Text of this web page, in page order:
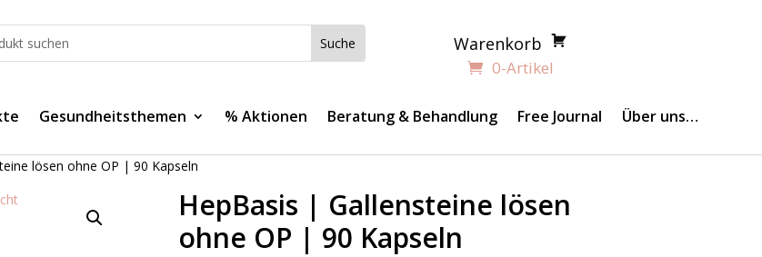
Warenkorb
0-Artikel
Gesundheitsthemen % Aktionen Beratung & Behandlung Free Journal Über uns…
lösen ohne OP | 90 Kapseln
HepBasis | Gallensteine lösen
ohne OP | 90 Kapseln